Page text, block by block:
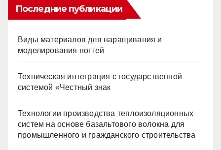
Последние публикации
Виды материалов для наращивания и
моделирования ногтей
Техническая интеграция с государственной
системой «Честный знак
Технологии производства теплоизоляционных
систем на основе базальтового волокна для
промышленного и гражданского строительства